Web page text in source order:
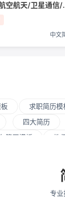
系统工程师/
中文
求职简历模
四大简历
简历模板 教
专